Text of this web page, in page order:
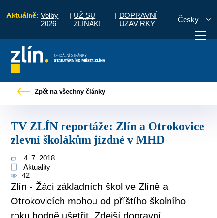
Aktuálně: Volby
2026
| UŽ SU
ZLÍŇÁK!
| DOPRAVNÍ
UZAVÍRKY
Česky
vyřídit Potřebuji zaplatit
Zpět na všechny články
TV ZLÍN reportáže: Zlín a Otrokovice
zlevní školákům jízdné v MHD
4. 7. 2018
Aktuality
42
Zlín - Žáci základních škol ve Zlíně a
Otrokovicích mohou od příštího školního
roku hodně ušetřit. Zdejší dopravní